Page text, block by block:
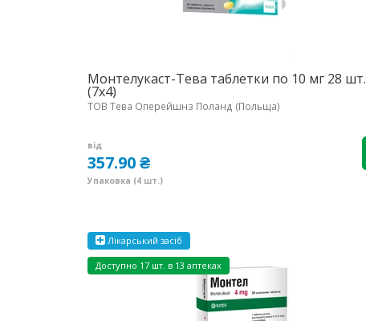
Монтелукаст-Тева таблетки по 10 мг 28 шт.
(7х4)
ТОВ Тева Оперейшнз Поланд (Польща)
від
357.90 ₴
Упаковка (4 шт.)
Лікарський засіб
Доступно 17 шт. в 13 аптеках